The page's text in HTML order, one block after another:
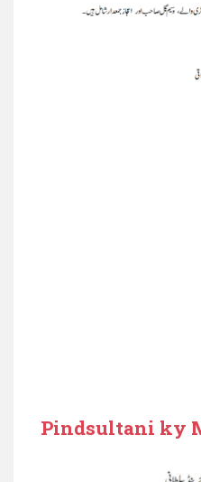
Pindsultani ky